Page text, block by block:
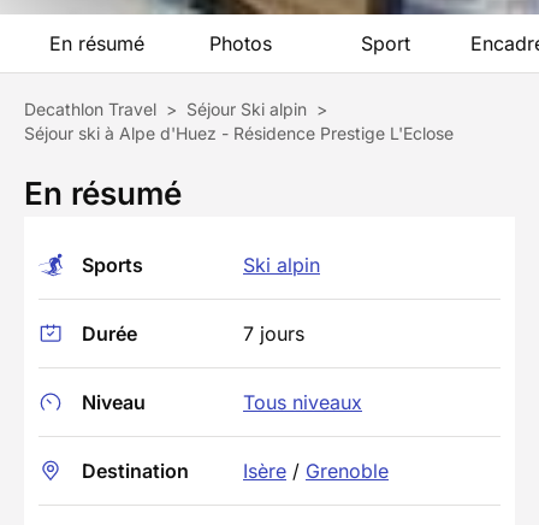
En résumé Photos Sport
Decathlon Travel > Séjour Ski alpin >
Séjour ski à Alpe d'Huez - Résidence Prestige L'Eclose
En résumé
Sports Ski alpin
Durée 7 jours
Niveau Tous niveaux
Destination Isère / Grenoble